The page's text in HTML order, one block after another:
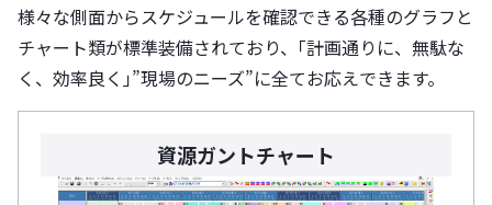
様々な側面からスケジュールを確認できる各種のグラフと
チャート類が標準装備されており、｢計画通りに、無駄な
く、効率良く｣”現場のニーズ”に全てお応えできます。
資源ガントチャート